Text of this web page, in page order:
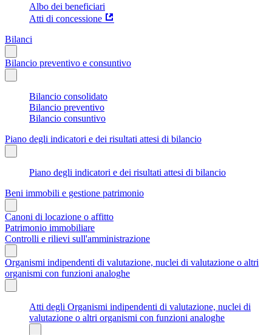
Albo dei beneficiari
Atti di concessione
Bilanci
Bilancio preventivo e consuntivo
Bilancio consolidato
Bilancio preventivo
Bilancio consuntivo
Piano degli indicatori e dei risultati attesi di bilancio
Piano degli indicatori e dei risultati attesi di bilancio
Beni immobili e gestione patrimonio
Canoni di locazione o affitto
Patrimonio immobiliare
Controlli e rilievi sull'amministrazione
Organismi indipendenti di valutazione, nuclei di valutazione o altri
organismi con funzioni analoghe
Atti degli Organismi indipendenti di valutazione, nuclei di
valutazione o altri organismi con funzioni analoghe